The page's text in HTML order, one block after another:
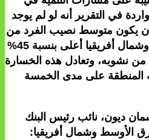
في التقرير أنه لو لم يوجد
يكون متوسط نصيب الفرد من
الدخل في الشرق الأوسط وشمال أفريقيا أعلى بنسبة 45%
بعد 7 سنوات من نشوبه، وتعادل هذه الخسارة
المنطقة على مدى الخمسة
ديون، نائب رئيس البنك
الأوسط وشمال أفريقيا: